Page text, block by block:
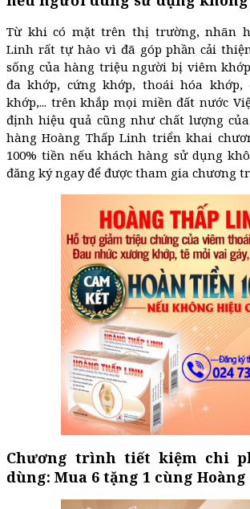
Từ khi có mặt trên thị trường, nhãn
Linh rất tự hào vì đã góp phần cải
sống của hàng triệu người bị viêm
đa khớp, cứng khớp, thoái hóa khớp,
khớp,... trên khắp mọi miền đất nước
định hiệu quả cũng như chất lượng
hàng Hoàng Thấp Linh triển khai
100% tiền nếu khách hàng sử dụng
đăng ký ngay để được tham gia chương
Chương trình tiết kiệm chi
dùng: Mua 6 tặng 1 cùng